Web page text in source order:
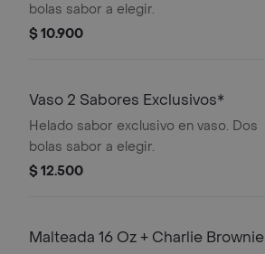
bolas sabor a elegir.
$ 10.900
Vaso 2 Sabores Exclusivos*
Helado sabor exclusivo en vaso. Dos
bolas sabor a elegir.
$ 12.500
Malteada 16 Oz + Charlie Brownie